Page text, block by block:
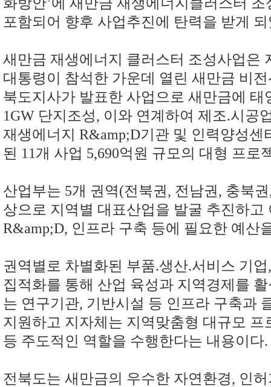
포함되어 향후 사업추진에 탄력을 받게
새만금 재생에너지 클러스터 조성사업은
대통령이 참석한 가운데 열린 새만금 비
북도지사가 발표한 사업으로 새만금에
1GW 단지조성, 이와 연계하여 제조.시공
재생에너지 R&amp;D기관 및 인력양성센
된 11개 사업 5,690억원 규모의 대형 프로
산업부는 5개 권역(전북권, 전남권, 충북권
상으로 지역별 대표산업을 발굴 추진하고
R&amp;D, 인프라 구축 등에 필요한 예산
권역별로 차별화된 부품.생산.서비스 기업
집적화를 통해 산업 육성과 지역경제를
는 연구기관, 기반시설 등 인프라 구축과
지원하고 지자체는 지역맞춤형 대규모 프
등 주도적인 역할을 수행한다는 내용이다.
전북도는 새만금의 우수한 자연환경, 인